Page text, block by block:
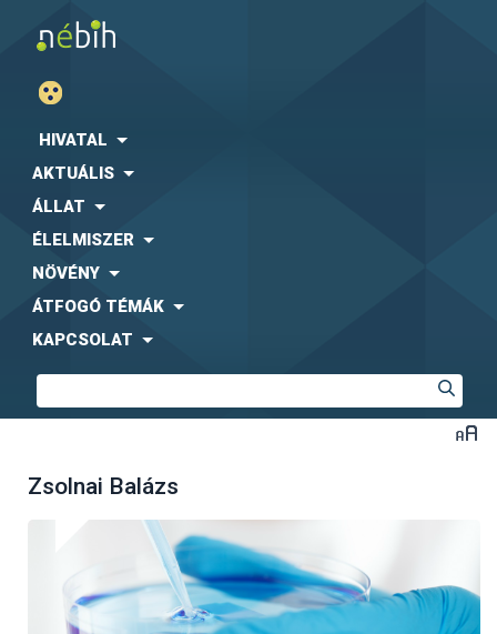
HIVATAL
AKTUÁLIS
ÁLLAT
ÉLELMISZER
NÖVÉNY
ÁTFOGÓ TÉMÁK
KAPCSOLAT
Zsolnai Balázs